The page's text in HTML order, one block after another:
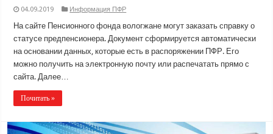
04.09.2019 Информация ПФР
На сайте Пенсионного фонда вологжане могут заказать справку о
статусе предпенсионера. Документ сформируется автоматически
на основании данных, которые есть в распоряжении ПФР. Его
можно получить на электронную почту или распечатать прямо с
сайта. Далее…
Почитать »